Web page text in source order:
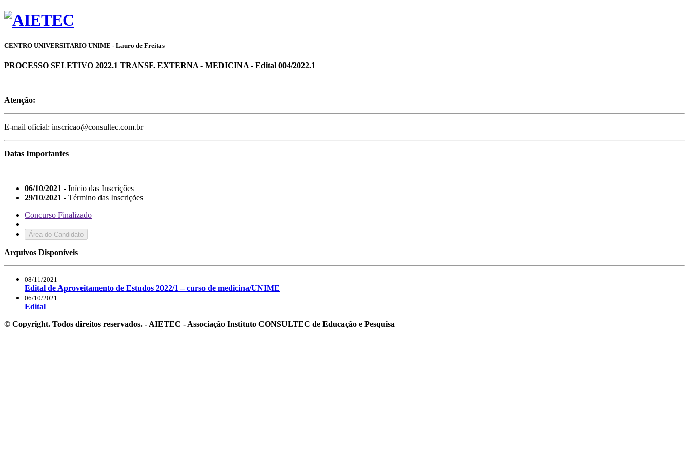
CENTRO UNIVERSITARIO UNIME - Lauro de Freitas
PROCESSO SELETIVO 2022.1 TRANSF. EXTERNA - MEDICINA - Edital 004/2022.1
Atenção:
E-mail oficial: inscricao@consultec.com.br
Datas Importantes
06/10/2021 - Início das Inscrições
29/10/2021 - Término das Inscrições
Concurso Finalizado
Área do Candidato
Arquivos Disponíveis
08/11/2021
Edital de Aproveitamento de Estudos 2022/1 – curso de medicina/UNIME
06/10/2021
Edital
© Copyright. Todos direitos reservados. - AIETEC - Associação Instituto CONSULTEC de Educação e Pesquisa